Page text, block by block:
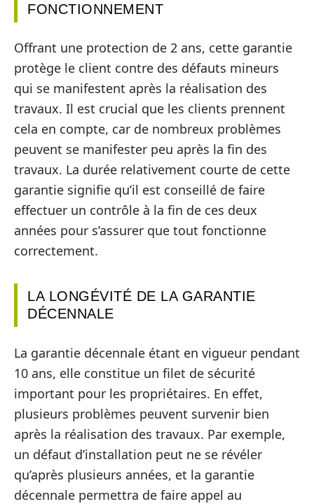
FONCTIONNEMENT
Offrant une protection de 2 ans, cette garantie
protège le client contre des défauts mineurs
qui se manifestent après la réalisation des
travaux. Il est crucial que les clients prennent
cela en compte, car de nombreux problèmes
peuvent se manifester peu après la fin des
travaux. La durée relativement courte de cette
garantie signifie qu’il est conseillé de faire
effectuer un contrôle à la fin de ces deux
années pour s’assurer que tout fonctionne
correctement.
LA LONGÉVITÉ DE LA GARANTIE
DÉCENNALE
La garantie décennale étant en vigueur pendant
10 ans, elle constitue un filet de sécurité
important pour les propriétaires. En effet,
plusieurs problèmes peuvent survenir bien
après la réalisation des travaux. Par exemple,
un défaut d’installation peut ne se révéler
qu’après plusieurs années, et la garantie
décennale permettra de faire appel au